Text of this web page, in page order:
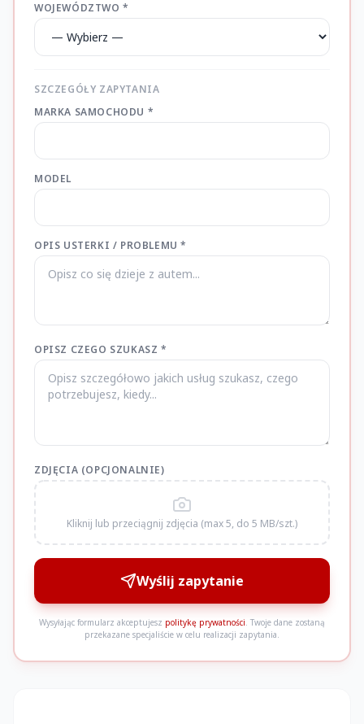
WOJEWÓDZTWO *
SZCZEGÓŁY ZAPYTANIA
MARKA SAMOCHODU *
MODEL
OPIS USTERKI / PROBLEMU *
OPISZ CZEGO SZUKASZ *
ZDJĘCIA (OPCJONALNIE)
Kliknij lub przeciągnij zdjęcia (max 5, do 5 MB/szt.)
Wyślij zapytanie
Wysyłając formularz akceptujesz politykę prywatności. Twoje dane zostaną
przekazane specjaliście w celu realizacji zapytania.